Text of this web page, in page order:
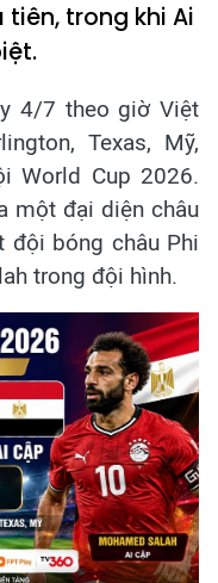
trong khi Ai
4/7 theo giờ Việt
Texas, Mỹ,
World Cup 2026.
một đại diện châu
đội bóng châu Phi
trong đội hình.